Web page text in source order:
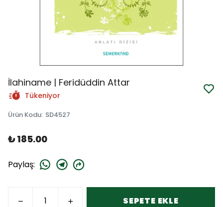
İlahiname | Feridüddin Attar
Tükeniyor
Ürün Kodu: SD4527
₺ 185.00
Paylaş:
SEPETE EKLE